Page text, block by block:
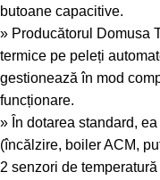
butoane capacitive.
» Producătorul Domusa
termice pe peleți
gestionează în mod
funcționare.
» În dotarea standard,
(încălzire, boiler ACM,
2 senzori de